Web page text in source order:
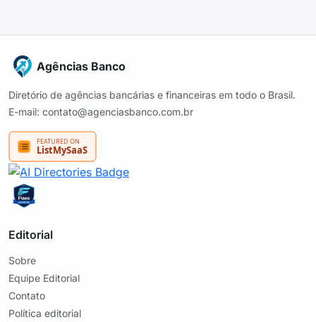
Agências Banco
Diretório de agências bancárias e financeiras em todo o Brasil.
E-mail: contato@agenciasbanco.com.br
Editorial
Sobre
Equipe Editorial
Contato
Política editorial